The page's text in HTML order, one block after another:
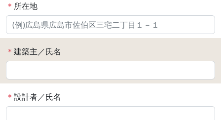
＊ 所在地
＊ 建築主／氏名
＊ 設計者／氏名